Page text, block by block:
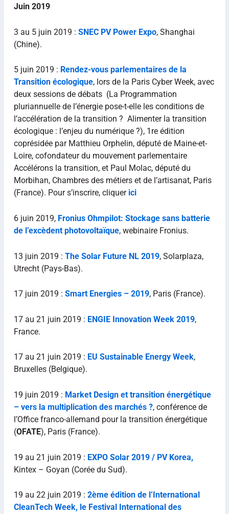
Juin 2019
3 au 5 juin 2019 : SNEC PV Power Expo, Shanghai
(Chine).
5 juin 2019 : Rendez-vous parlementaires de la
Transition écologique, lors de la Paris Cyber Week, avec
deux sessions de débats (La Programmation
pluriannuelle de l’énergie pose-t-elle les conditions de
l’accélération de la transition ? Alimenter la transition
écologique : l’enjeu du numérique ?), 1re édition
coprésidée par Matthieu Orphelin, député de Maine-et-
Loire, cofondateur du mouvement parlementaire
Accélérons la transition, et Paul Molac, député du
Morbihan, Chambres des métiers et de l’artisanat, Paris
(France). Pour s’inscrire, cliquer ici
6 juin 2019, Fronius Ohmpilot: Stockage sans batterie
de l’excèdent photovoltaïque, webinaire Fronius.
13 juin 2019 : The Solar Future NL 2019, Solarplaza,
Utrecht (Pays-Bas).
17 juin 2019 : Smart Energies – 2019, Paris (France).
17 au 21 juin 2019 : ENGIE Innovation Week 2019,
France.
17 au 21 juin 2019 : EU Sustainable Energy Week,
Bruxelles (Belgique).
19 juin 2019 : Market Design et transition énergétique
– vers la multiplication des marchés ?, conférence de
l’Office franco-allemand pour la transition énergétique
(OFATE), Paris (France).
19 au 21 juin 2019 : EXPO Solar 2019 / PV Korea,
Kintex – Goyan (Corée du Sud).
19 au 22 juin 2019 : 2ème édition de l’International
CleanTech Week, le Festival International des